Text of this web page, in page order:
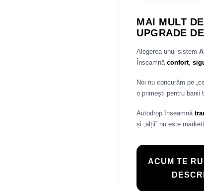
MAI MULT
UPGRADE
Alegerea unui sistem
Înseamnă confort,
Noi nu concurăm pe
o primești pentru banii
Autodrop înseamnă
și „alții” nu este
ACUM TE